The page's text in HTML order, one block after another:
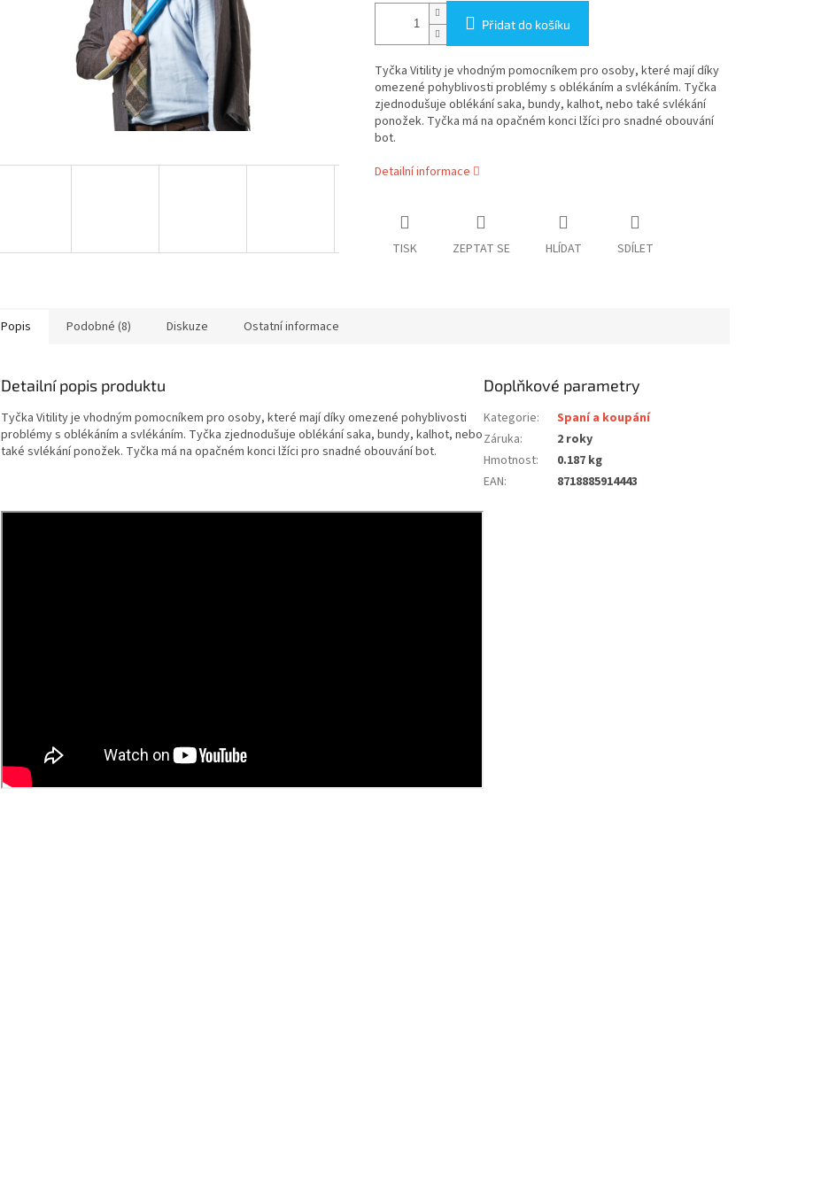
Přidat do košíku
Tyčka Vitility je vhodným pomocníkem pro osoby, které mají díky
omezené pohyblivosti problémy s oblékáním a svlékáním. Tyčka
zjednodušuje oblékání saka, bundy, kalhot, nebo také svlékání
ponožek. Tyčka má na opačném konci lžíci pro snadné obouvání
bot.
Detailní informace
TISK ZEPTAT SE HLÍDAT SDÍLET
Popis Podobné (8) Diskuze Ostatní informace
Detailní popis produktu
Tyčka Vitility je vhodným pomocníkem pro osoby, které mají díky omezené pohyblivosti
problémy s oblékáním a svlékáním. Tyčka zjednodušuje oblékání saka, bundy, kalhot, nebo
také svlékání ponožek. Tyčka má na opačném konci lžíci pro snadné obouvání bot.
Doplňkové parametry
Kategorie:
Spaní a koupání
Záruka:
2 roky
Hmotnost:
0.187 kg
EAN: 8718885914443